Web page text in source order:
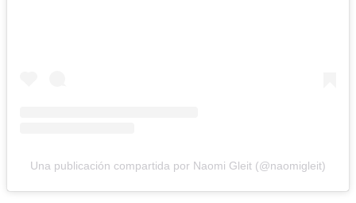
Una publicación compartida por Naomi Gleit (@naomigleit)